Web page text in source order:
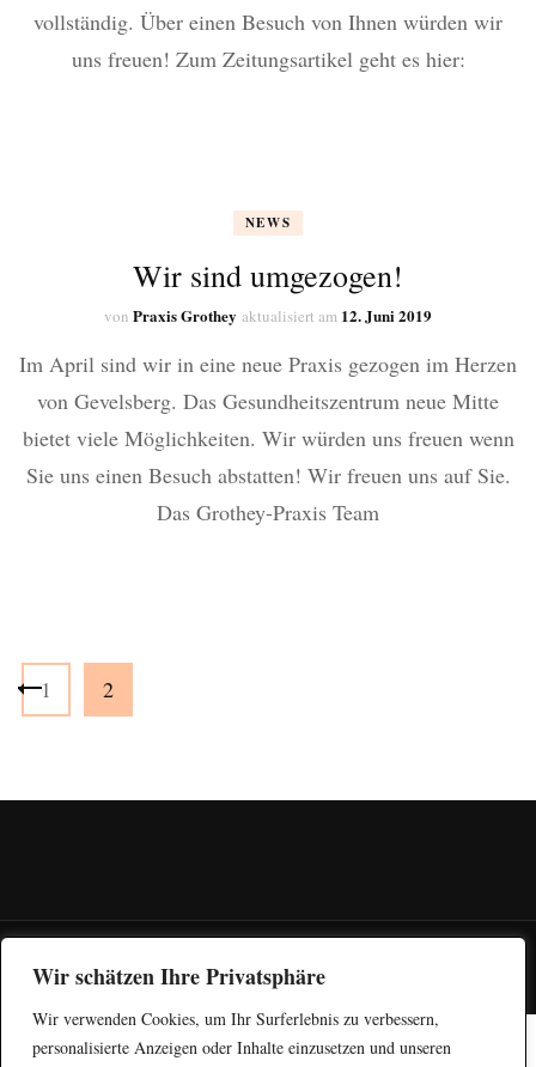
Wir schätzen Ihre Privatsphäre
Wir verwenden Cookies, um Ihr Surferlebnis zu verbessern,
personalisierte Anzeigen oder Inhalte einzusetzen und unseren
vollständig. Über einen Besuch von Ihnen würden wir
uns freuen! Zum Zeitungsartikel geht es hier:
NEWS
Wir sind umgezogen!
von Praxis Grothey aktualisiert am 12. Juni 2019
Im April sind wir in eine neue Praxis gezogen im Herzen
von Gevelsberg. Das Gesundheitszentrum neue Mitte
bietet viele Möglichkeiten. Wir würden uns freuen wenn
Sie uns einen Besuch abstatten! Wir freuen uns auf Sie.
Das Grothey-Praxis Team
Beitragsnavigation
Seite
1 Seite
2
Entwickelt von Blossom Themes. Bereitgestellt von